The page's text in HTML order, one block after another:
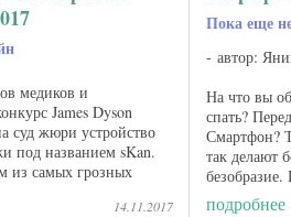
медиков и
James Dyson
суд жюри устройство
под названием sKan.
из самых грозных
14.11.2017
Пока еще
автор:
На что вы
спать?
Смартфон?
так делают
безобразие.
гаджетов ...
подробнее